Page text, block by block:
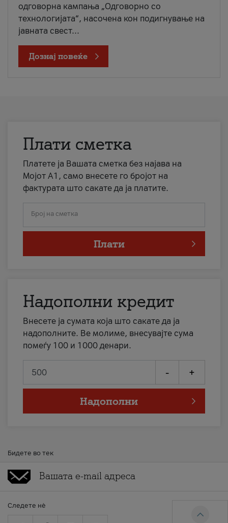
одговорна кампања „Одговорно со
технологијата“, насочена кон подигнување на
јавната свест...
Дознај повеќе
Плати сметка
Платете ја Вашата сметка без најава на
Мојот А1, само внесете го бројот на
фактурата што сакате да ја платите.
Број на сметка
Плати
Надополни кредит
Внесете ја сумата која што сакате да ја
надополните. Ве молиме, внесувајте сума
помеѓу 100 и 1000 денари.
- +
Надополни
Бидете во тек
Следете нè